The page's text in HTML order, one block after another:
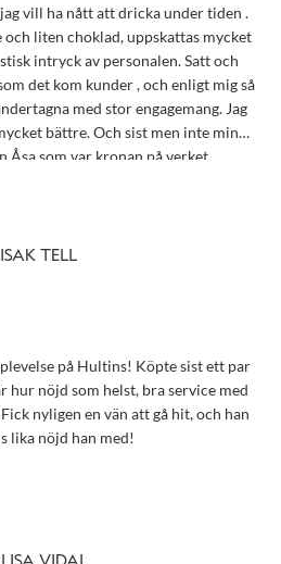
vill ha nått att dricka under tiden .
liten choklad, uppskattas mycket
intryck av personalen. Satt och
det kom kunder , och enligt mig så
med stor engagemang. Jag
sist men inte minst
som var kronan på verket.
ISAK TELL
på Hultins! Köpte sist ett par
hur nöjd som helst, bra service med
nyligen en vän att gå hit, och han
lika nöjd han med!